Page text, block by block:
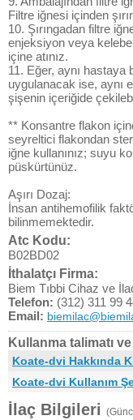
Filtre iğnesi içinden
10. Şırıngadan filtre
enjeksiyon veya
içine atınız.
11. Eğer, aynı
uygulanacak ise, aynı
şişenin içeriğide
** Konsantre flakon
seyreltici flakondan
iğne kullanınız; suyu
püskürtünüz.
Aşırı Dozaj:
İnsan antihemofilik
bilinmemektedir.
Atc Kodu:
B02BD02
İthalatçı Firma:
Biem Tıbbi Cihaz ve
Telefon: (312) 311 99
Email:
Kullanma talimatı
Koate-dvi Hakkında
Koate-dvi Kullanım
İlaç Bilgileri